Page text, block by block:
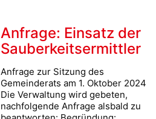
Anfrage: Einsatz der
Sauberkeitsermittler
Anfrage zur Sitzung des
Gemeinderats am 1. Oktober 2024
Die Verwaltung wird gebeten,
nachfolgende Anfrage alsbald zu